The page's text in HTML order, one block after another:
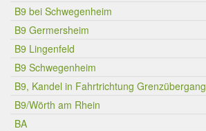
B9 bei Schwegenheim
B9 Germersheim
B9 Lingenfeld
B9 Schwegenheim
B9, Kandel in Fahrtrichtung Grenzübergang
B9/Wörth am Rhein
BA